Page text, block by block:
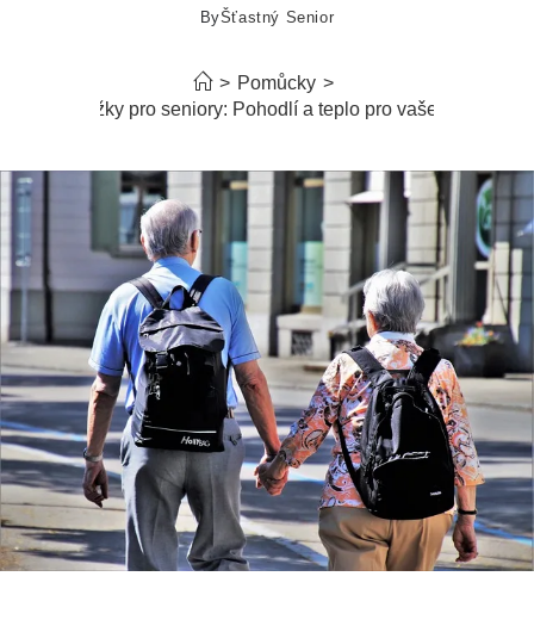
ByŠťastný Senior
> Pomůcky >
Ponožky pro seniory: Pohodlí a teplo pro vaše nohy